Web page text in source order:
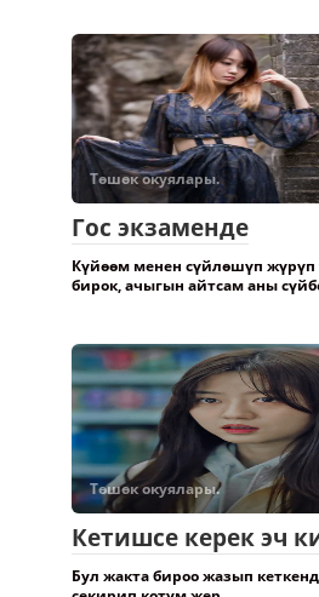
Төшөк окуялары.
Гос экзаменде
Күйөөм менен сүйлөшүп жүрүп
бирок, ачыгын айтсам аны
Төшөк окуялары.
Кетишсе керек эч
Бул жакта бироо жазып